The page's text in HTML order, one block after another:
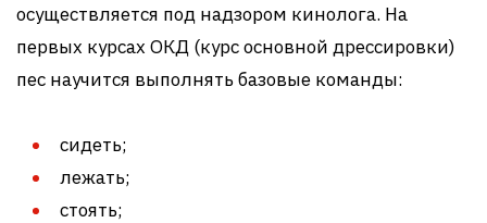
осуществляется под надзором кинолога. На
первых курсах ОКД (курс основной дрессировки)
пес научится выполнять базовые команды:
сидеть;
лежать;
стоять;